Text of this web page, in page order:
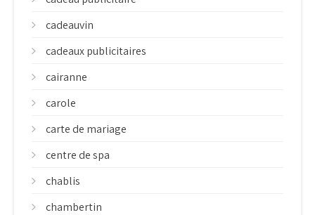
cadeauvin
cadeaux publicitaires
cairanne
carole
carte de mariage
centre de spa
chablis
chambertin